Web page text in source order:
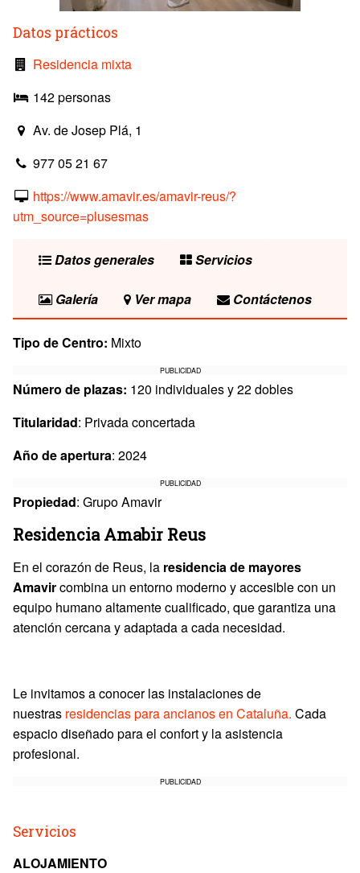
Datos prácticos
Residencia mixta
142 personas
Av. de Josep Plá, 1
977 05 21 67
https://www.amavir.es/amavir-reus/?
utm_source=plusesmas
Datos generales Servicios
Galería Ver mapa Contáctenos
Tipo de Centro: Mixto
PUBLICIDAD
Número de plazas: 120 individuales y 22 dobles
Titularidad: Privada concertada
Año de apertura: 2024
PUBLICIDAD
Propiedad: Grupo Amavir
Residencia Amabir Reus
En el corazón de Reus, la residencia de mayores
Amavircombina un entorno moderno y accesible con un
equipo humano altamente cualificado, que garantiza una
atención cercana y adaptada a cada necesidad.
Le invitamos a conocer las instalaciones de
nuestras residencias para ancianos en Cataluña. Cada
espacio diseñado para el confort y la asistencia
profesional.
PUBLICIDAD
Servicios
ALOJAMIENTO